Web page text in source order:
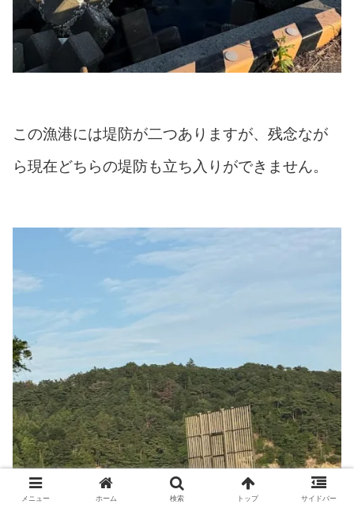
この漁港には堤防が二つありますが、残念なが
ら現在どちらの堤防も立ち入りができません。
メニュー ホーム 検索 トップ サイドバー